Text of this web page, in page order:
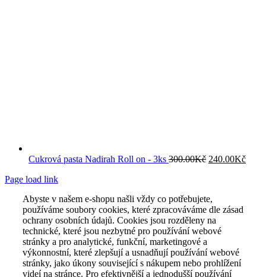
Cukrová pasta Nadirah Roll on - 3ks 300.00Kč Původní
240.00Kč
Page load link
Abyste v našem e-shopu našli vždy co potřebujete,
používáme soubory cookies, které zpracováváme dle zásad
ochrany osobních údajů. Cookies jsou rozděleny na
technické, které jsou nezbytné pro používání webové
stránky a pro analytické, funkční, marketingové a
výkonnostní, které zlepšují a usnadňují používání webové
stránky, jako úkony související s nákupem nebo prohlížení
videí na stránce. Pro efektivnější a jednodušší používání